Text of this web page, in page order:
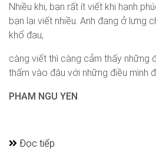
Nhiều khi, bạn rất ít viết khi hạnh
bạn lại viết nhiều. Anh đang ở lưng
khổ đau,
càng viết thì càng cảm thấy những
thấm vào đâu với những điều mình
PHAM NGU YEN
Đọc tiếp